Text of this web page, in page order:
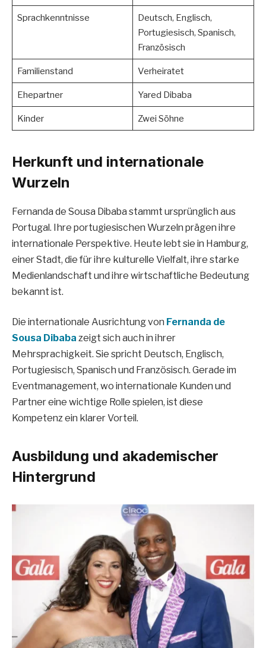
Sprachkenntnisse
Deutsch, Englisch,
Portugiesisch, Spanisch,
Französisch
Familienstand Verheiratet
Ehepartner Yared Dibaba
Kinder Zwei Söhne
Herkunft und internationale
Wurzeln
Fernanda de Sousa Dibaba stammt ursprünglich aus
Portugal. Ihre portugiesischen Wurzeln prägen ihre
internationale Perspektive. Heute lebt sie in Hamburg,
einer Stadt, die für ihre kulturelle Vielfalt, ihre starke
Medienlandschaft und ihre wirtschaftliche Bedeutung
bekannt ist.
Die internationale Ausrichtung von Fernanda de
Sousa Dibaba zeigt sich auch in ihrer
Mehrsprachigkeit. Sie spricht Deutsch, Englisch,
Portugiesisch, Spanisch und Französisch. Gerade im
Eventmanagement, wo internationale Kunden und
Partner eine wichtige Rolle spielen, ist diese
Kompetenz ein klarer Vorteil.
Ausbildung und akademischer
Hintergrund